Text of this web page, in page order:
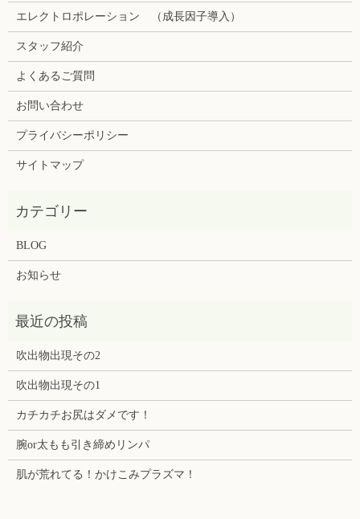
エレクトロポレーション （成長因子導入）
スタッフ紹介
よくあるご質問
お問い合わせ
プライバシーポリシー
サイトマップ
BLOG
お知らせ
吹出物出現その2
吹出物出現その1
カチカチお尻はダメです！
腕or太もも引き締めリンパ
肌が荒れてる！かけこみプラズマ！